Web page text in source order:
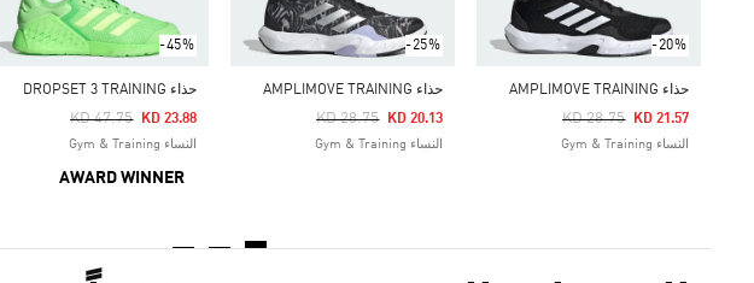
-20%
حذاء AMPLIMOVE TRAINING
Price Reduced From
KD 28.75
To KD 21.57
النساء Gym & Training
-25%
حذاء AMPLIMOVE TRAINING
Price Reduced From
KD 28.75
To KD 20.13
النساء Gym & Training
-45%
حذاء DROPSET 3 TRAINING
Price Reduced From
KD 47.75
To KD 23.88
النساء Gym & Training
AWARD WINNER